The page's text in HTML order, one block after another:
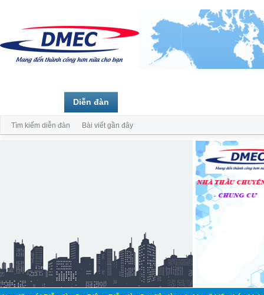
Diễn đàn
Tìm kiếm diễn đàn Bài viết gần đây